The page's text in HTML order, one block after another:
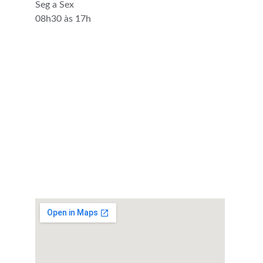
Seg a Sex
08h30 às 17h